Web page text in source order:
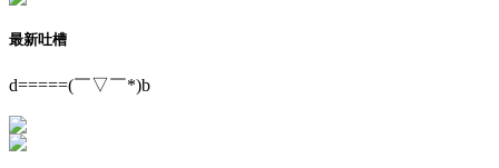
最新吐槽
d=====(￣▽￣*)b